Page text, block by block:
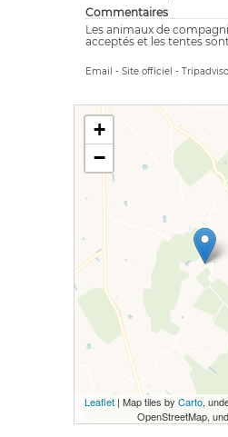
Commentaires
Les animaux de
acceptés et les tentes
Email - Site officiel -
+
−
Leaflet | Map tiles by Carto,
OpenStreetMap,